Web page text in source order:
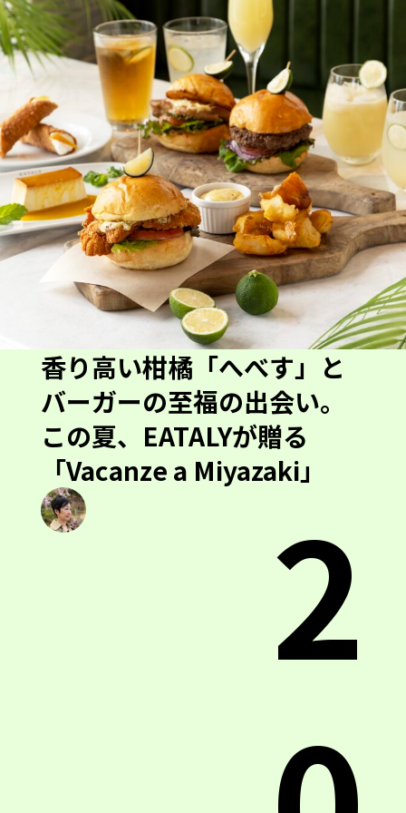
香り高い柑橘「へべす」と
バーガーの至福の出会い。
この夏、EATALYが贈る
「Vacanze a Miyazaki」
2